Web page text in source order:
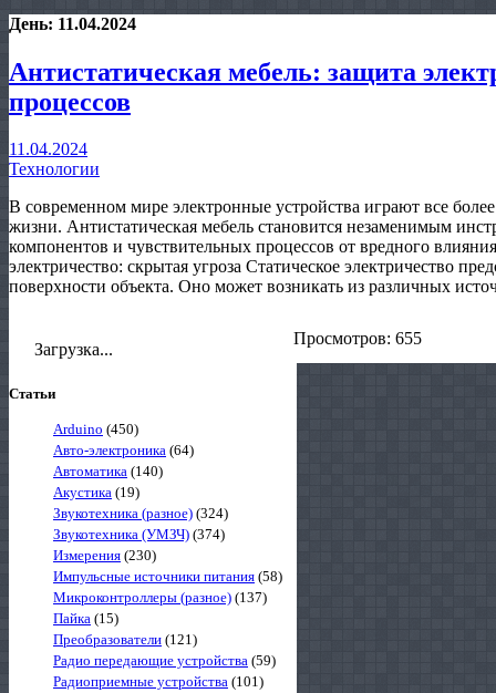
День: 11.04.2024
Антистатическая мебель: защита
процессов
11.04.2024
Технологии
В современном мире электронные устройства играют все
жизни. Антистатическая мебель становится незаменимым
компонентов и чувствительных процессов от вредного
электричество: скрытая угроза Статическое электричество
поверхности объекта. Оно может возникать из различных
Загрузка...
Просмотров: 655
Статьи
Arduino (450)
Авто-электроника (64)
Автоматика (140)
Акустика (19)
Звукотехника (разное) (324)
Звукотехника (УМЗЧ) (374)
Измерения (230)
Импульсные источники питания (58)
Микроконтроллеры (разное) (137)
Пайка (15)
Преобразователи (121)
Радио передающие устройства (59)
Радиоприемные устройства (101)